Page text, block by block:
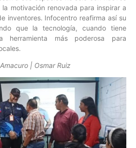
motivación renovada para inspirar a
inventores. Infocentro reafirma así su
que la tecnología, cuando tiene
herramienta más poderosa para
| Osmar Ruiz